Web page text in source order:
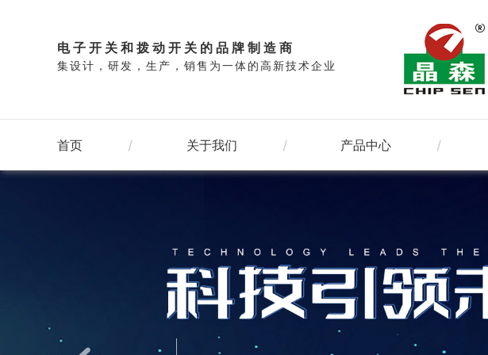
电子开关和拨动开关的品牌制造商
集设计，研发，生产，销售为一体的高新技术企业
首页 关于我们 产品中心